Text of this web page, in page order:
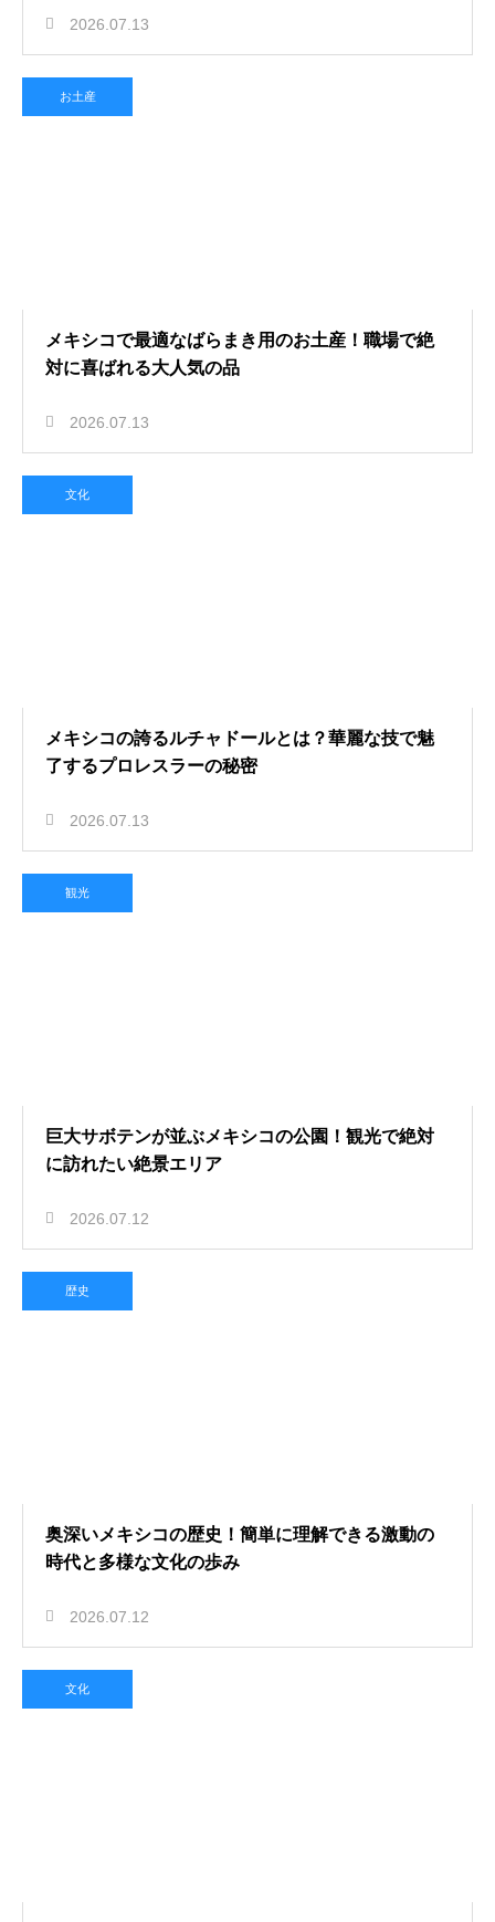
2026.07.13
お土産
メキシコで最適なばらまき用のお土産！職場で絶
対に喜ばれる大人気の品
2026.07.13
文化
メキシコの誇るルチャドールとは？華麗な技で魅
了するプロレスラーの秘密
2026.07.13
観光
巨大サボテンが並ぶメキシコの公園！観光で絶対
に訪れたい絶景エリア
2026.07.12
歴史
奥深いメキシコの歴史！簡単に理解できる激動の
時代と多様な文化の歩み
2026.07.12
文化